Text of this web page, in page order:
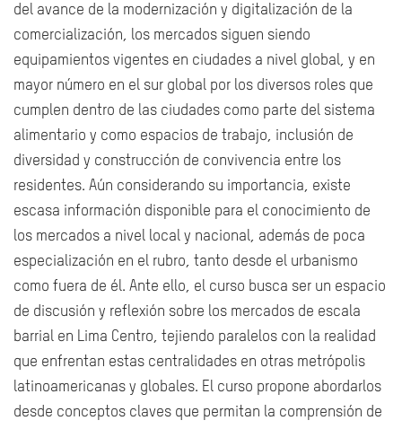
del avance de la modernización y digitalización de la
comercialización, los mercados siguen siendo
equipamientos vigentes en ciudades a nivel global, y en
mayor número en el sur global por los diversos roles que
cumplen dentro de las ciudades como parte del sistema
alimentario y como espacios de trabajo, inclusión de
diversidad y construcción de convivencia entre los
residentes. Aún considerando su importancia, existe
escasa información disponible para el conocimiento de
los mercados a nivel local y nacional, además de poca
especialización en el rubro, tanto desde el urbanismo
como fuera de él. Ante ello, el curso busca ser un espacio
de discusión y reflexión sobre los mercados de escala
barrial en Lima Centro, tejiendo paralelos con la realidad
que enfrentan estas centralidades en otras metrópolis
latinoamericanas y globales. El curso propone abordarlos
desde conceptos claves que permitan la comprensión de